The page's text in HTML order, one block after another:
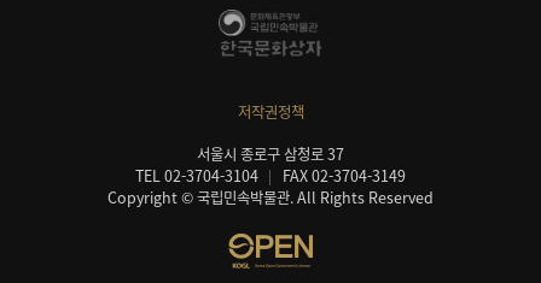
저작권정책
서울시 종로구 삼청로 37
TEL 02-3704-3104
FAX 02-3704-3149
Copyright © 국립민속박물관. All Rights Reserved